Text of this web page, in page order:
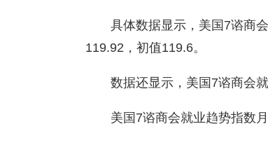
具体数据显示，美国7谘商
119.92，初值119.6。
数据还显示，美国7谘商会
美国7谘商会就业趋势指数